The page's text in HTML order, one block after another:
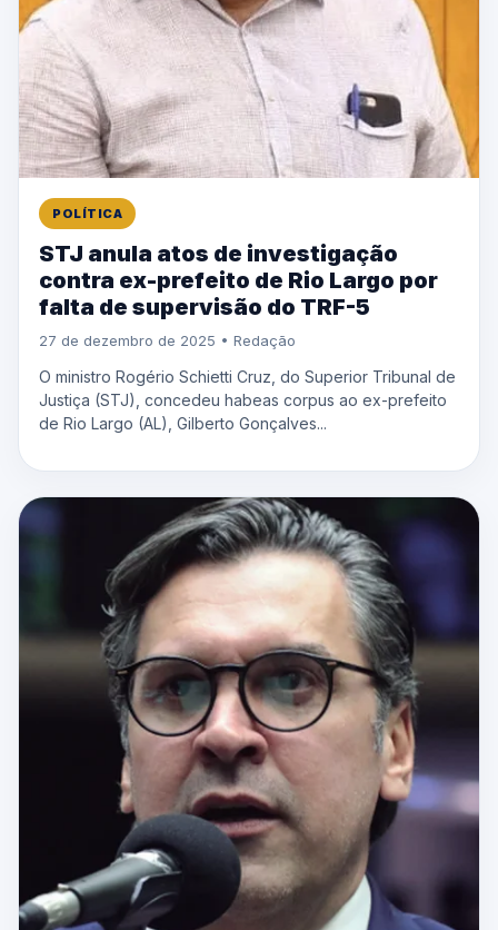
POLÍTICA
STJ anula atos de investigação
contra ex-prefeito de Rio Largo por
falta de supervisão do TRF-5
27 de dezembro de 2025 • Redação
O ministro Rogério Schietti Cruz, do Superior Tribunal de
Justiça (STJ), concedeu habeas corpus ao ex-prefeito
de Rio Largo (AL), Gilberto Gonçalves...